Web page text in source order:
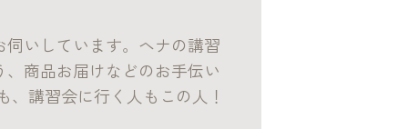
いしています。ヘナの講習
商品お届けなどのお手伝い
講習会に行く人もこの人！